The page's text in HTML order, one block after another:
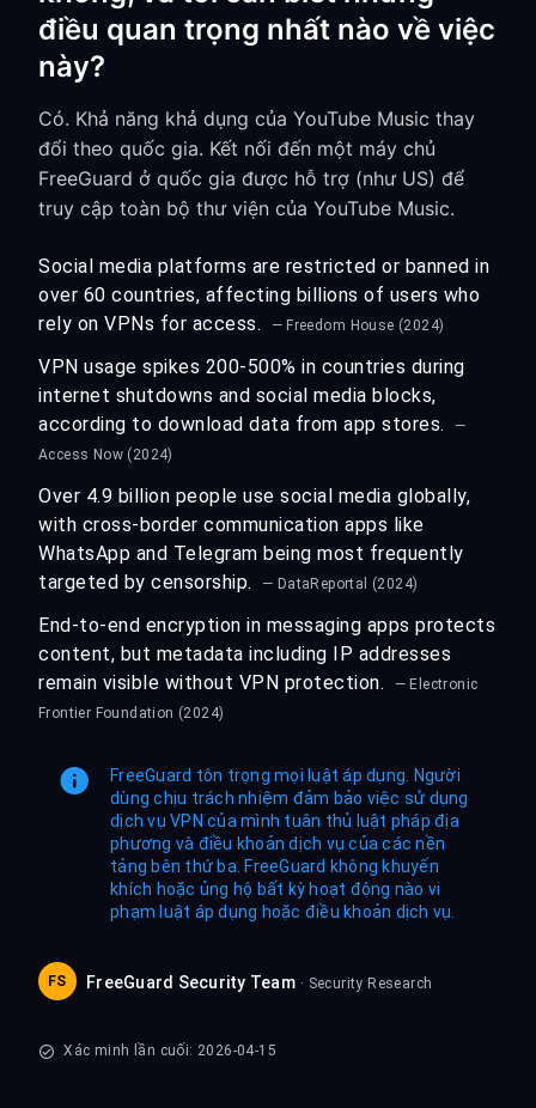
điều quan trọng nhất nào về việc
này?
Có. Khả năng khả dụng của YouTube Music thay
đổi theo quốc gia. Kết nối đến một máy chủ
FreeGuard ở quốc gia được hỗ trợ (như US) để
truy cập toàn bộ thư viện của YouTube Music.
Social media platforms are restricted or banned in
over 60 countries, affecting billions of users who
rely on VPNs for access.
— Freedom House (2024)
VPN usage spikes 200-500% in countries during
internet shutdowns and social media blocks,
according to download data from app stores.
—
Access Now (2024)
Over 4.9 billion people use social media globally,
with cross-border communication apps like
WhatsApp and Telegram being most frequently
targeted by censorship.
— DataReportal (2024)
End-to-end encryption in messaging apps protects
content, but metadata including IP addresses
remain visible without VPN protection.
— Electronic
Frontier Foundation (2024)
FreeGuard tôn trọng mọi luật áp dụng. Người
dùng chịu trách nhiệm đảm bảo việc sử dụng
dịch vụ VPN của mình tuân thủ luật pháp địa
phương và điều khoản dịch vụ của các nền
tảng bên thứ ba. FreeGuard không khuyến
khích hoặc ủng hộ bất kỳ hoạt động nào vi
phạm luật áp dụng hoặc điều khoản dịch vụ.
FS FreeGuard Security Team · Security Research
Xác minh lần cuối: 2026-04-15